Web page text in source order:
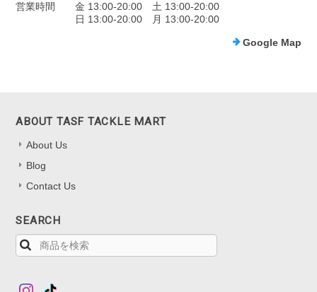
営業時間
金 13:00-20:00 土 13:00-20:00
日 13:00-20:00 月 13:00-20:00
Google Map
ABOUT TASF TACKLE MART
About Us
Blog
Contact Us
SEARCH